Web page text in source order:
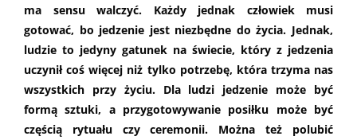
ma sensu walczyć. Każdy jednak człowiek musi
gotować, bo jedzenie jest niezbędne do życia. Jednak,
ludzie to jedyny gatunek na świecie, który z jedzenia
uczynił coś więcej niż tylko potrzebę, która trzyma nas
wszystkich przy życiu. Dla ludzi jedzenie może być
formą sztuki, a przygotowywanie posiłku może być
częścią rytuału czy ceremonii. Można też polubić